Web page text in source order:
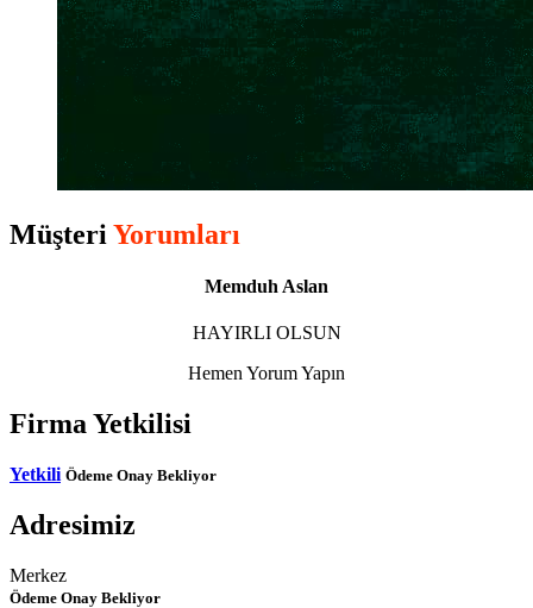
Müşteri Yorumları
Memduh Aslan
HAYIRLI OLSUN
Hemen Yorum Yapın
Firma Yetkilisi
Yetkili Ödeme Onay Bekliyor
Adresimiz
Merkez
Ödeme Onay Bekliyor